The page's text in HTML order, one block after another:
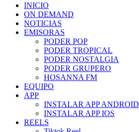
INICIO
ON DEMAND
NOTICIAS
EMISORAS
PODER POP
PODER TROPICAL
PODER NOSTALGIA
PODER GRUPERO
HOSANNA FM
EQUIPO
APP
INSTALAR APP ANDROID
INSTALAR APP IOS
REELS